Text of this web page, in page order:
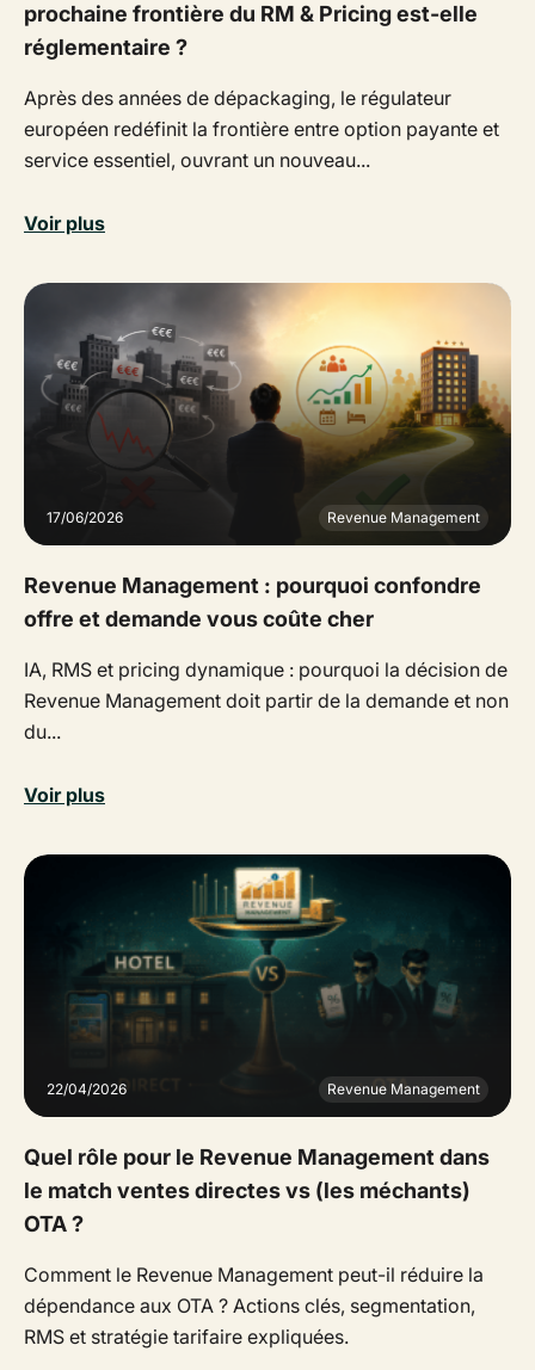
prochaine frontière du RM & Pricing est-elle
réglementaire ?
Après des années de dépackaging, le régulateur
européen redéfinit la frontière entre option payante et
service essentiel, ouvrant un nouveau...
Voir plus
17/06/2026 Revenue Management
Revenue Management : pourquoi confondre
offre et demande vous coûte cher
IA, RMS et pricing dynamique : pourquoi la décision de
Revenue Management doit partir de la demande et non
du...
Voir plus
22/04/2026 Revenue Management
Quel rôle pour le Revenue Management dans
le match ventes directes vs (les méchants)
OTA ?
Comment le Revenue Management peut-il réduire la
dépendance aux OTA ? Actions clés, segmentation,
RMS et stratégie tarifaire expliquées.